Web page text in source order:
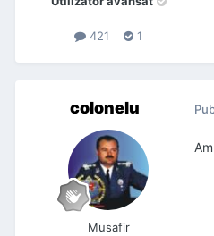
421 1
colonelu
Musafir